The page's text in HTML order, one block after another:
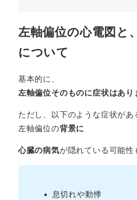
左軸偏位の心電図と
について
基本的に、
左軸偏位そのものに症状はあり
ただし、以下のような症状があ
左軸偏位の背景に
心臓の病気が隠れている可能性
息切れや動悸